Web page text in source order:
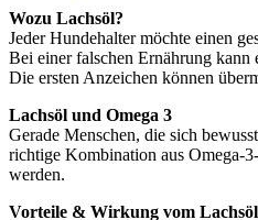
Wozu Lachsöl?
Jeder Hundehalter möchte einen
Bei einer falschen Ernährung kann
Die ersten Anzeichen können
Lachsöl und Omega 3
Gerade Menschen, die sich
richtige Kombination aus Omega-
werden.
Vorteile & Wirkung vom Lachsöl